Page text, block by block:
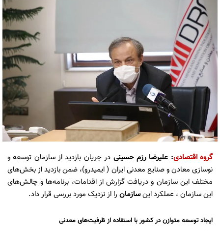
گروه اقتصادی: علیرضا رزم حسینی در جریان بازدید از سازمان توسعه و
نوسازی معادن و صنایع معدنی ایران ( ایمیدرو)، ضمن بازدید از بخش‌های
مختلف این سازمان و دریافت گزارش از اقدامات، برنامه‌ها و چالش‌های
این سازمان ، عملکرد اینسازمان را از نزدیک مورد بررسی قرار داد.
ایجاد توسعه متوازن در کشور با استفاده از ظرفیت‌های معدنی